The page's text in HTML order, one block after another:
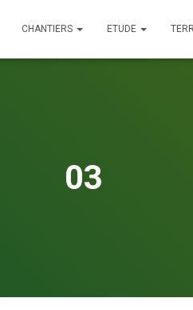
CHANTIERS ETUDE
03